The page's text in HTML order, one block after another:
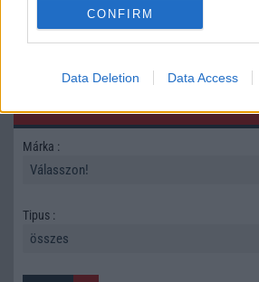
CONFIRM
Data Deletion Data Access
Márka :
Tipus :